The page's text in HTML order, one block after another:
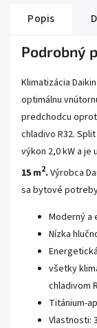
Popis
Podrobný
Klimatizácia
optimálnu
predchodcu
chladivo R32.
výkon 2,0 kW a je
15 m2. Výrobca
sa bytové
Moderný a
Nízka
všetky
chladivom
Titánium-
Vlastnosti: